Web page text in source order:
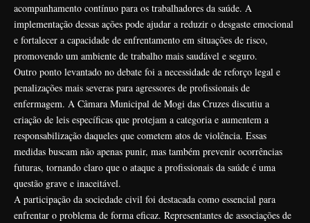
acompanhamento contínuo para os trabalhadores da saúde. A
implementação dessas ações pode ajudar a reduzir o desgaste emocional
e fortalecer a capacidade de enfrentamento em situações de risco,
promovendo um ambiente de trabalho mais saudável e seguro.
Outro ponto levantado no debate foi a necessidade de reforço legal e
penalizações mais severas para agressores de profissionais de
enfermagem. A Câmara Municipal de Mogi das Cruzes discutiu a
criação de leis específicas que protejam a categoria e aumentem a
responsabilização daqueles que cometem atos de violência. Essas
medidas buscam não apenas punir, mas também prevenir ocorrências
futuras, tornando claro que o ataque a profissionais da saúde é uma
questão grave e inaceitável.
A participação da sociedade civil foi destacada como essencial para
enfrentar o problema de forma eficaz. Representantes de associações de